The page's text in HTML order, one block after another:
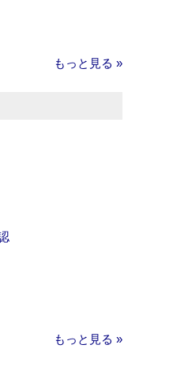
もっと見る »
もっと見る »